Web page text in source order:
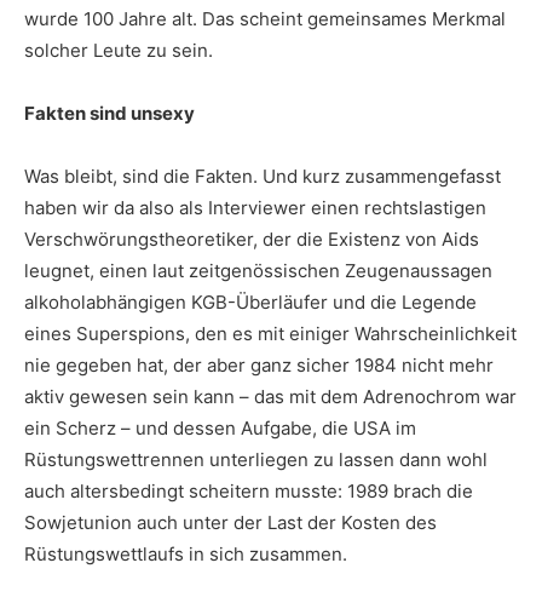
wurde 100 Jahre alt. Das scheint gemeinsames Merkmal
solcher Leute zu sein.
Fakten sind unsexy
Was bleibt, sind die Fakten. Und kurz zusammengefasst
haben wir da also als Interviewer einen rechtslastigen
Verschwörungstheoretiker, der die Existenz von Aids
leugnet, einen laut zeitgenössischen Zeugenaussagen
alkoholabhängigen KGB-Überläufer und die Legende
eines Superspions, den es mit einiger Wahrscheinlichkeit
nie gegeben hat, der aber ganz sicher 1984 nicht mehr
aktiv gewesen sein kann – das mit dem Adrenochrom war
ein Scherz – und dessen Aufgabe, die USA im
Rüstungswettrennen unterliegen zu lassen dann wohl
auch altersbedingt scheitern musste: 1989 brach die
Sowjetunion auch unter der Last der Kosten des
Rüstungswettlaufs in sich zusammen.